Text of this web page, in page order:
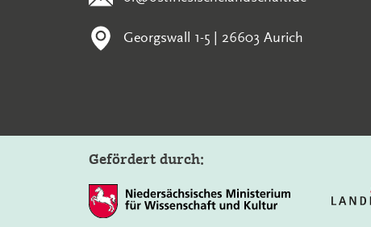
Georgswall 1-5 | 26603 Aurich
Gefördert durch: